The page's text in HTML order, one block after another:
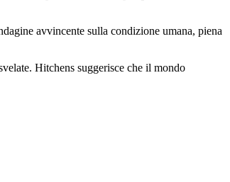
avvincente sulla condizione umana, piena
Hitchens suggerisce che il mondo